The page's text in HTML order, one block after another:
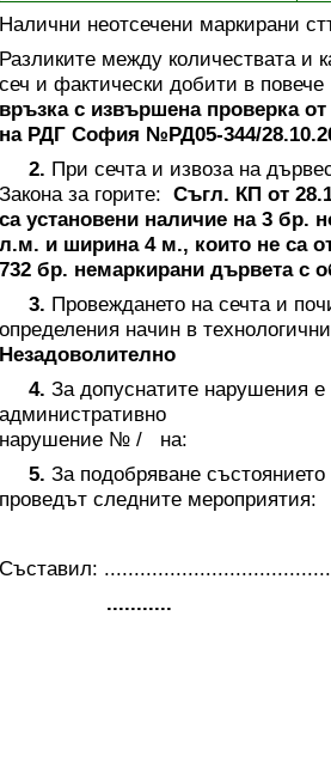
Налични неотсечени маркирани
Разликите между количествата и
сеч и фактически добити в
връзка с извършена проверка
на РДГ София №РД05-344/
2. При сечта и извоза на
Закона за горите: Съгл. КП от
са установени наличие на 3 бр.
л.м. и ширина 4 м., които не са
732 бр. немаркирани дървета с
3. Провеждането на сечта и
определения начин в
Незадоволително
4. За допуснатите нарушения е
административно
нарушение № /
на:
5. За подобряване
проведът следните мероприятия:
Съставил:
...........